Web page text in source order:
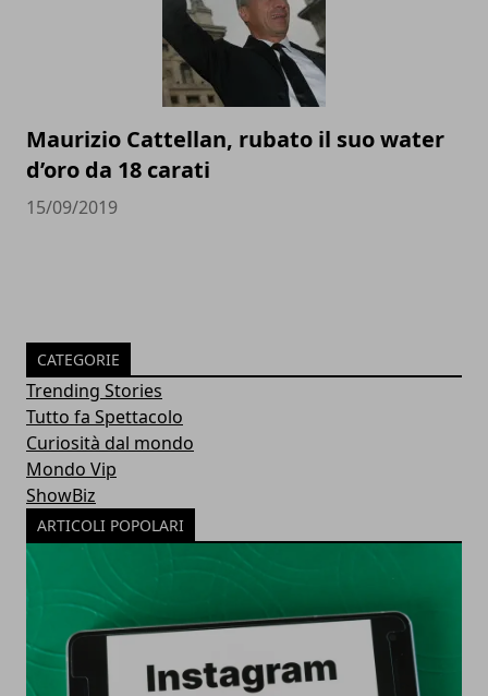
Maurizio Cattellan, rubato il suo water
d’oro da 18 carati
15/09/2019
CATEGORIE
Trending Stories
Tutto fa Spettacolo
Curiosità dal mondo
Mondo Vip
ShowBiz
ARTICOLI POPOLARI